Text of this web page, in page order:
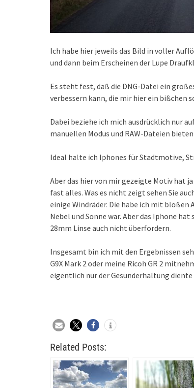
Ich habe hier jeweils das Bild in voller
und dann beim Erscheinen der Lupe
Es steht fest, daß die DNG-Datei ein
verbessern kann, die mir hier ein bißchen
Dabei beziehe ich mich ausdrücklich nur
manuellen Modus und RAW-Dateien
Ideal halte ich Iphones für Stadtmotive,
Aber das hier von mir gezeigte Motiv hat
fast alles. Was es nicht zeigt sehen Sie
einige Windräder. Die habe ich mit bloßen
Nebel und Sonne war. Aber das Iphone
28mm Linse auch nicht überfordern.
Insgesamt bin ich mit den Ergebnissen
G9X Mark 2 oder meine Ricoh GR 2
eigentlich nur der Gesunderhaltung
Related Posts: